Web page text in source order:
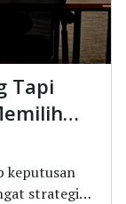
Tapi
keputusan
strategis